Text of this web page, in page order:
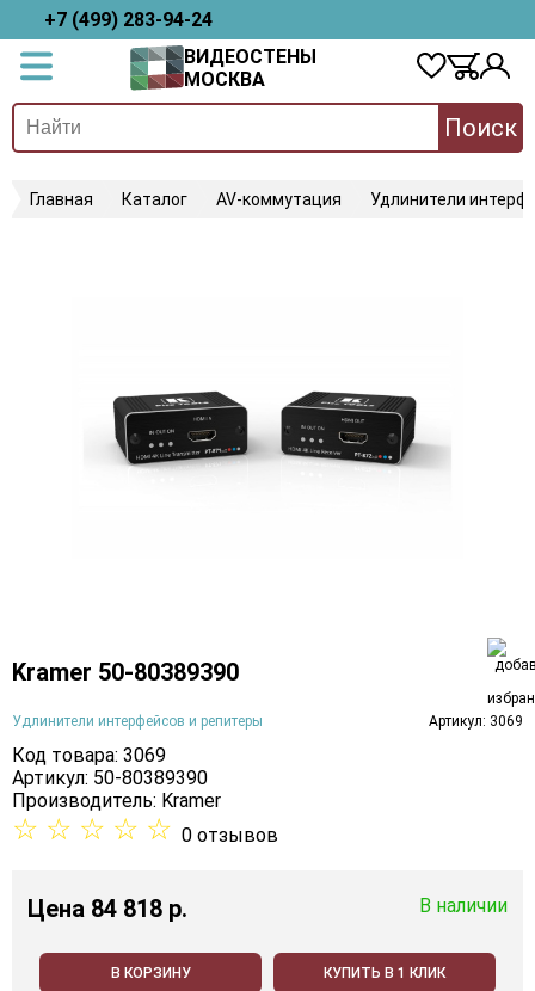
+7 (499) 283-94-24
ВИДЕОСТЕНЫ
МОСКВА
Поиск
Главная Каталог AV-коммутация Удлинители
Kramer 50-80389390
Удлинители интерфейсов и репитеры Артикул: 3069
Код товара: 3069
Артикул: 50-80389390
Производитель: Kramer
☆ ☆ ☆ ☆ ☆ 0 отзывов
Цена 84 818 p. В наличии
В КОРЗИНУ КУПИТЬ В 1 КЛИК